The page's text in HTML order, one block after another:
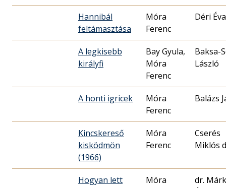
Hannibál
feltámasztása
Móra
Ferenc
Déri Éva
A legkisebb
királyfi
Bay Gyula,
Móra
Ferenc
Baksa-
László
A honti igricek
Móra
Ferenc
Balázs
Kincskereső
kisködmön
(1966)
Móra
Ferenc
Cserés
Miklós
Hogyan lett
Móra
dr.